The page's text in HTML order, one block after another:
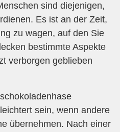
sind diejenigen,
Es ist an der Zeit,
zu wagen, auf den Sie
bestimmte Aspekte
verborgen geblieben
sein, wenn andere
übernehmen. Nach einer